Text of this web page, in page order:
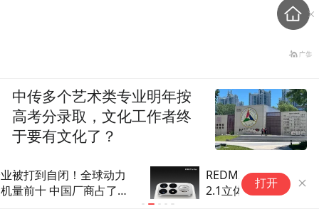
REDMI K100 Pro Max搭载独家
2.1立体声系统：双
1115D+1620低音炮
打开
中传多个艺术类专业明年按
高考分录取，文化工作者终
于要有文化了？